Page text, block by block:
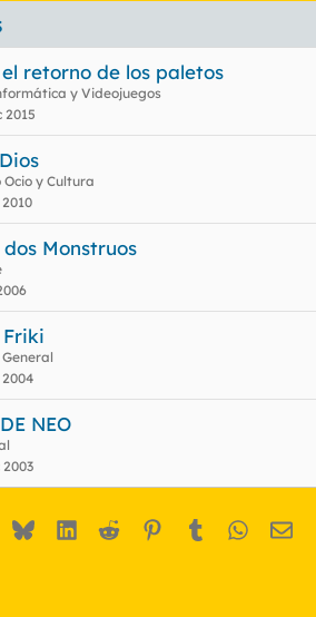
retorno de los paletos
y Videojuegos
2015
Ocio y Cultura
2010
Monstruos
Friki
General
NEO
2003
BlueskyLinkedIn
Reddit Pinterest
Tumblr